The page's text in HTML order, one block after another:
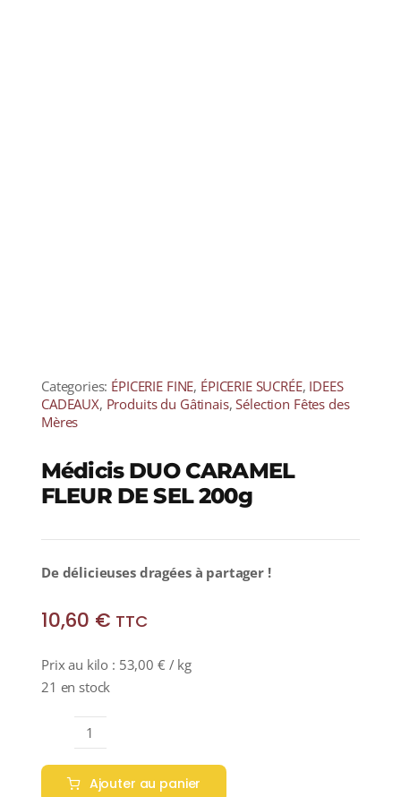
Categories: ÉPICERIE FINE, ÉPICERIE SUCRÉE, IDEES
CADEAUX, Produits du Gâtinais,Sélection Fêtes des
Mères
Médicis DUO CARAMEL
FLEUR DE SEL 200g
De délicieuses dragées à partager !
10,60 € TTC
Prix au kilo : 53,00 € / kg
21 en stock
quantité
de
Médicis
Ajouter au panier